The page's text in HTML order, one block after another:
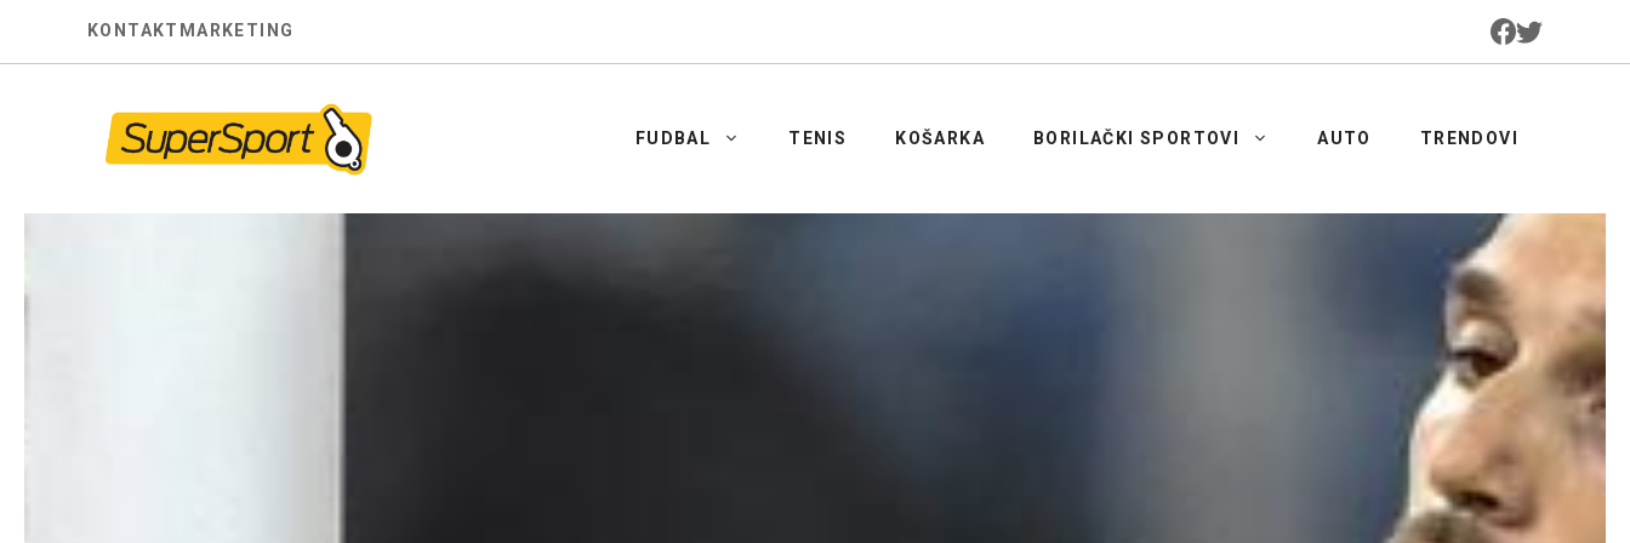
KONTAKT MARKETING
FUDBAL TENIS KOŠARKA BORILAČKI SPORTOVI AUTO TRENDOVI